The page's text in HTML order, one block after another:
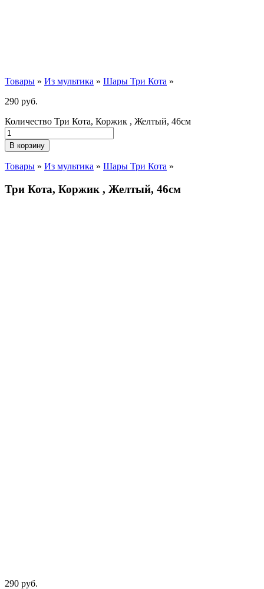
Товары » Из мультика » Шары Три Кота »
290 руб.
Количество Три Кота, Коржик , Желтый, 46см
В корзину
Товары » Из мультика » Шары Три Кота »
Три Кота, Коржик , Желтый, 46см
290 руб.